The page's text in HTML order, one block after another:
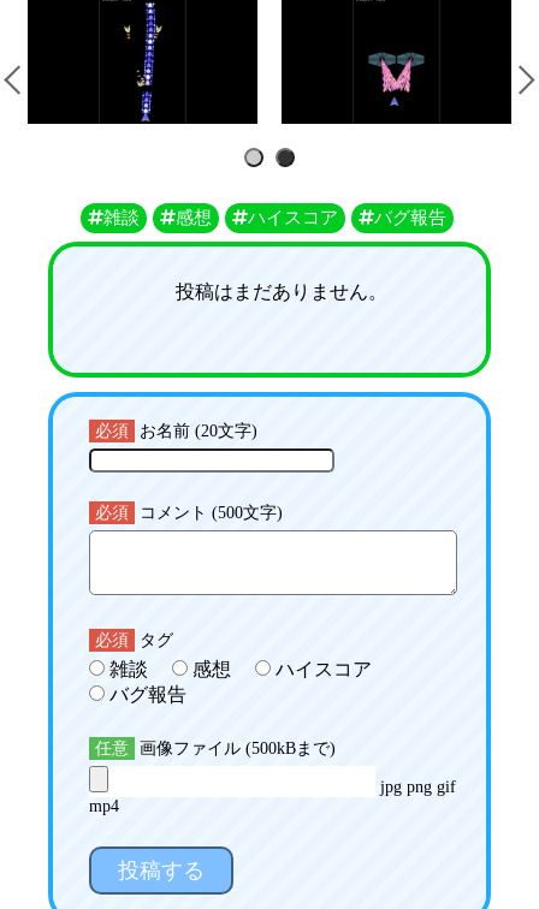
1 2
雑談 感想 ハイスコア バグ報告
投稿はまだありません。
必須 お名前 (20文字)
必須 コメント (500文字)
必須 タグ
雑談 感想
ハイスコア
バグ報告
任意 画像ファイル (500kBまで)
jpg png gif
mp4
投稿する